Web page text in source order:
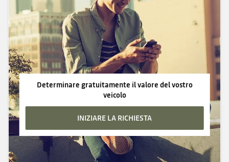
Determinare gratuitamente il valore del vostro
veicolo
INIZIARE LA RICHIESTA